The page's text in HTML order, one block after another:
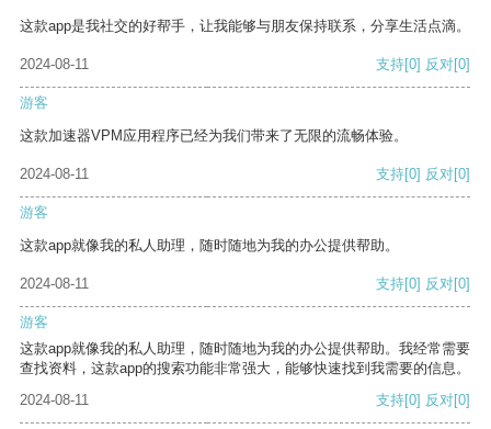
这款app是我社交的好帮手，让我能够与朋友保持联系，分享生活点滴。
2024-08-11 支持[0] 反对[0]
游客
这款加速器VPM应用程序已经为我们带来了无限的流畅体验。
2024-08-11 支持[0] 反对[0]
游客
这款app就像我的私人助理，随时随地为我的办公提供帮助。
2024-08-11 支持[0] 反对[0]
游客
这款app就像我的私人助理，随时随地为我的办公提供帮助。我经常需要
查找资料，这款app的搜索功能非常强大，能够快速找到我需要的信息。
2024-08-11
支持[0] 反对[0]